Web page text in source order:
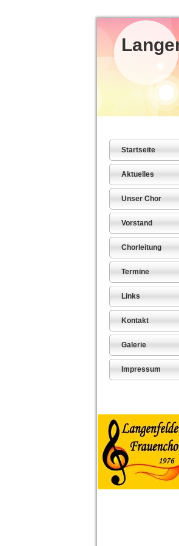
Startseite
Aktuelles
Unser Chor
Vorstand
Chorleitung
Termine
Links
Kontakt
Galerie
Impressum